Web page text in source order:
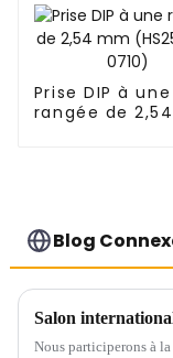
Prise DIP à une
rangée de 2,54
Blog
Nous participerons à